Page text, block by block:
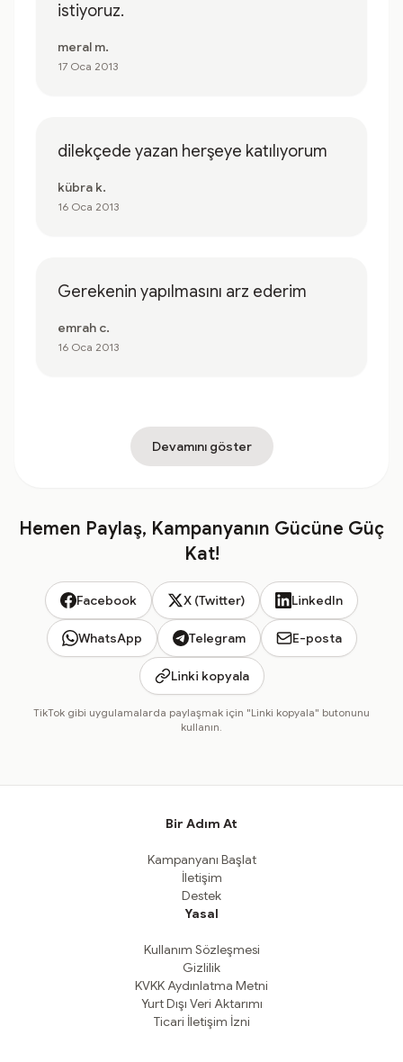
istiyoruz.
meral m.
17 Oca 2013
dilekçede yazan herşeye katılıyorum
kübra k.
16 Oca 2013
Gerekenin yapılmasını arz ederim
emrah c.
16 Oca 2013
Devamını göster
Hemen Paylaş, Kampanyanın Gücüne Güç
Kat!
Facebook X (Twitter) LinkedIn
WhatsApp Telegram E-posta
Linki kopyala
TikTok gibi uygulamalarda paylaşmak için "Linki kopyala" butonunu
kullanın.
Bir Adım At
Kampanyanı Başlat
İletişim
Destek
Yasal
Kullanım Sözleşmesi
Gizlilik
KVKK Aydınlatma Metni
Yurt Dışı Veri Aktarımı
Ticari İletişim İzni